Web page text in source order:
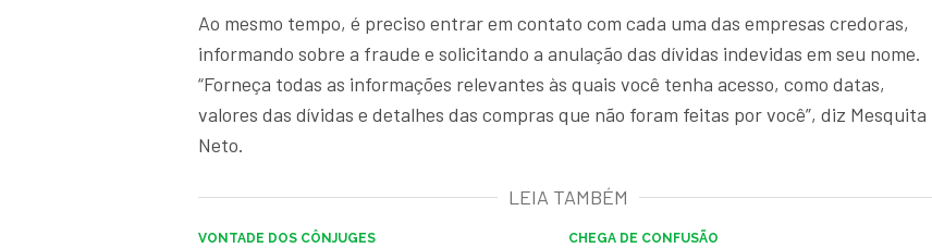
Ao mesmo tempo, é preciso entrar em contato com cada uma das empresas credoras,
informando sobre a fraude e solicitando a anulação das dívidas indevidas em seu nome.
“Forneça todas as informações relevantes às quais você tenha acesso, como datas,
valores das dívidas e detalhes das compras que não foram feitas por você”, diz Mesquita
Neto.
LEIA TAMBÉM
VONTADE DOS CÔNJUGES CHEGA DE CONFUSÃO